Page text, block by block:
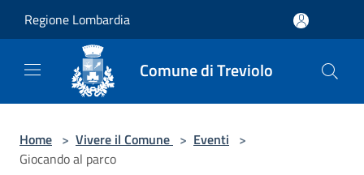
Regione Lombardia
Comune di Treviolo
Home > Vivere il Comune > Eventi >
Giocando al parco